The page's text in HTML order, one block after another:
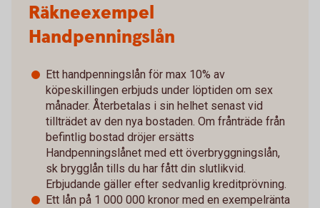
Räkneexempel
Handpenningslån
Ett handpenningslån för max 10% av
köpeskillingen erbjuds under löptiden om sex
månader. Återbetalas i sin helhet senast vid
tillträdet av den nya bostaden. Om frånträde från
befintlig bostad dröjer ersätts
Handpenningslånet med ett överbryggningslån,
sk brygglån tills du har fått din slutlikvid.
Erbjudande gäller efter sedvanlig kreditprövning.
Ett lån på 1 000 000 kronor med en exempelränta